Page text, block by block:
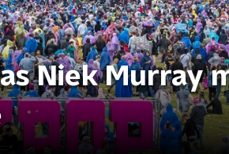
Niek Murray